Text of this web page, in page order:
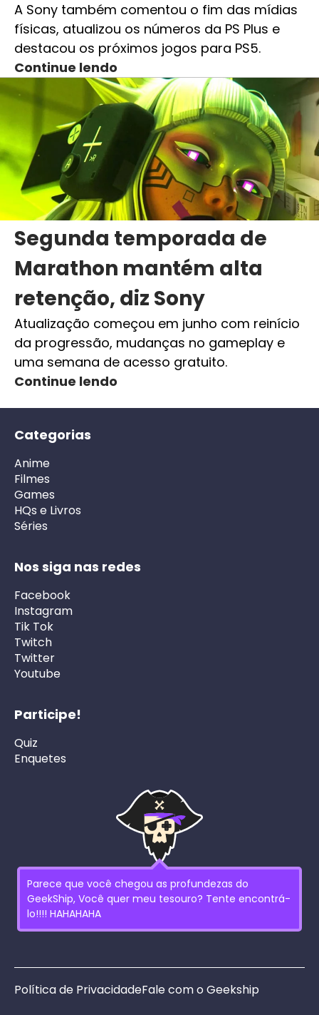
A Sony também comentou o fim das mídias
físicas, atualizou os números da PS Plus e
destacou os próximos jogos para PS5.
Continue lendo
Segunda temporada de
Marathon mantém alta
retenção, diz Sony
Atualização começou em junho com reinício
da progressão, mudanças no gameplay e
uma semana de acesso gratuito.
Continue lendo
Categorias
Anime
Filmes
Games
HQs e Livros
Séries
Nos siga nas redes
Facebook
Instagram
Tik Tok
Twitch
Twitter
Youtube
Participe!
Quiz
Enquetes
Parece que você chegou as profundezas do
GeekShip, Você quer meu tesouro? Tente encontrá-
lo!!!! HAHAHAHA
Política de PrivacidadeFale com o Geekship